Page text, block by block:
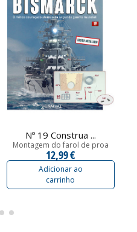
Nº 19 Construa ...
Montagem do farol de proa
12,99 €
Adicionar ao
carrinho